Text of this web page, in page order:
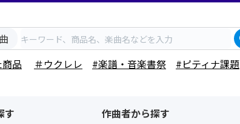
品
＃ウクレレ #楽譜・音楽書祭 #ピティナ課題
す 作曲者から探す